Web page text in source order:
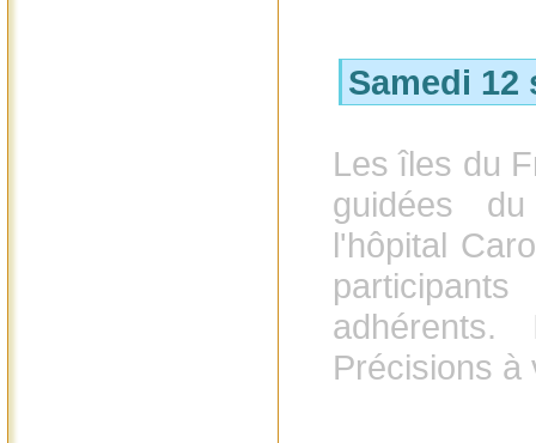
Samedi 12
Les îles du
guidées
l'hôpital
adhérents.
Précisions à